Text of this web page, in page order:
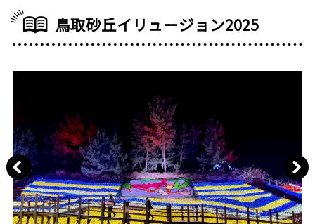
鳥取砂丘イリュージョン2025